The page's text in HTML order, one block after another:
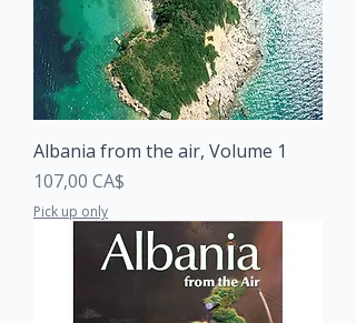
Albania from the air, Volume 1
Price
107,00 CA$
Pick up only